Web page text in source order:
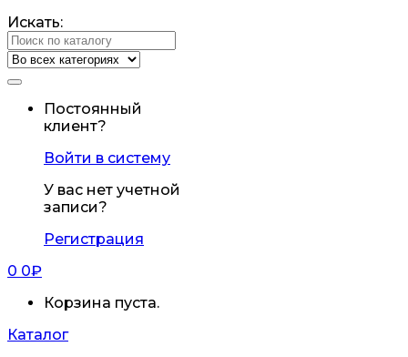
Искать:
Постоянный
клиент?
Войти в систему
У вас нет учетной
записи?
Регистрация
0 0₽
Корзина пуста.
Каталог